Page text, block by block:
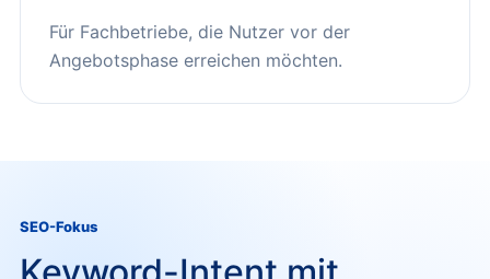
Für Fachbetriebe, die Nutzer vor der
Angebotsphase erreichen möchten.
SEO-Fokus